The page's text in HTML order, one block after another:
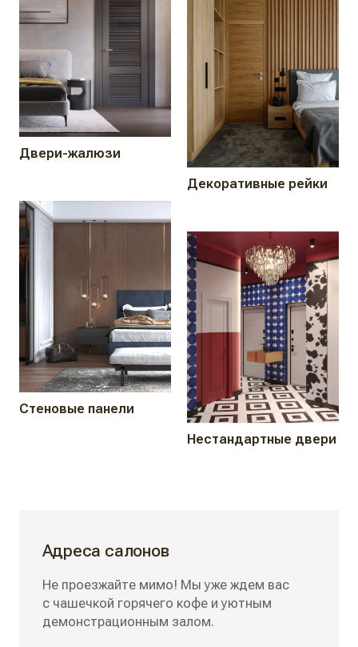
Двери-жалюзи
Декоративные рейки
Стеновые панели
Нестандартные двери
Адреса салонов
Не проезжайте мимо! Мы уже ждем вас
с чашечкой горячего кофе и уютным
демонстрационным залом.